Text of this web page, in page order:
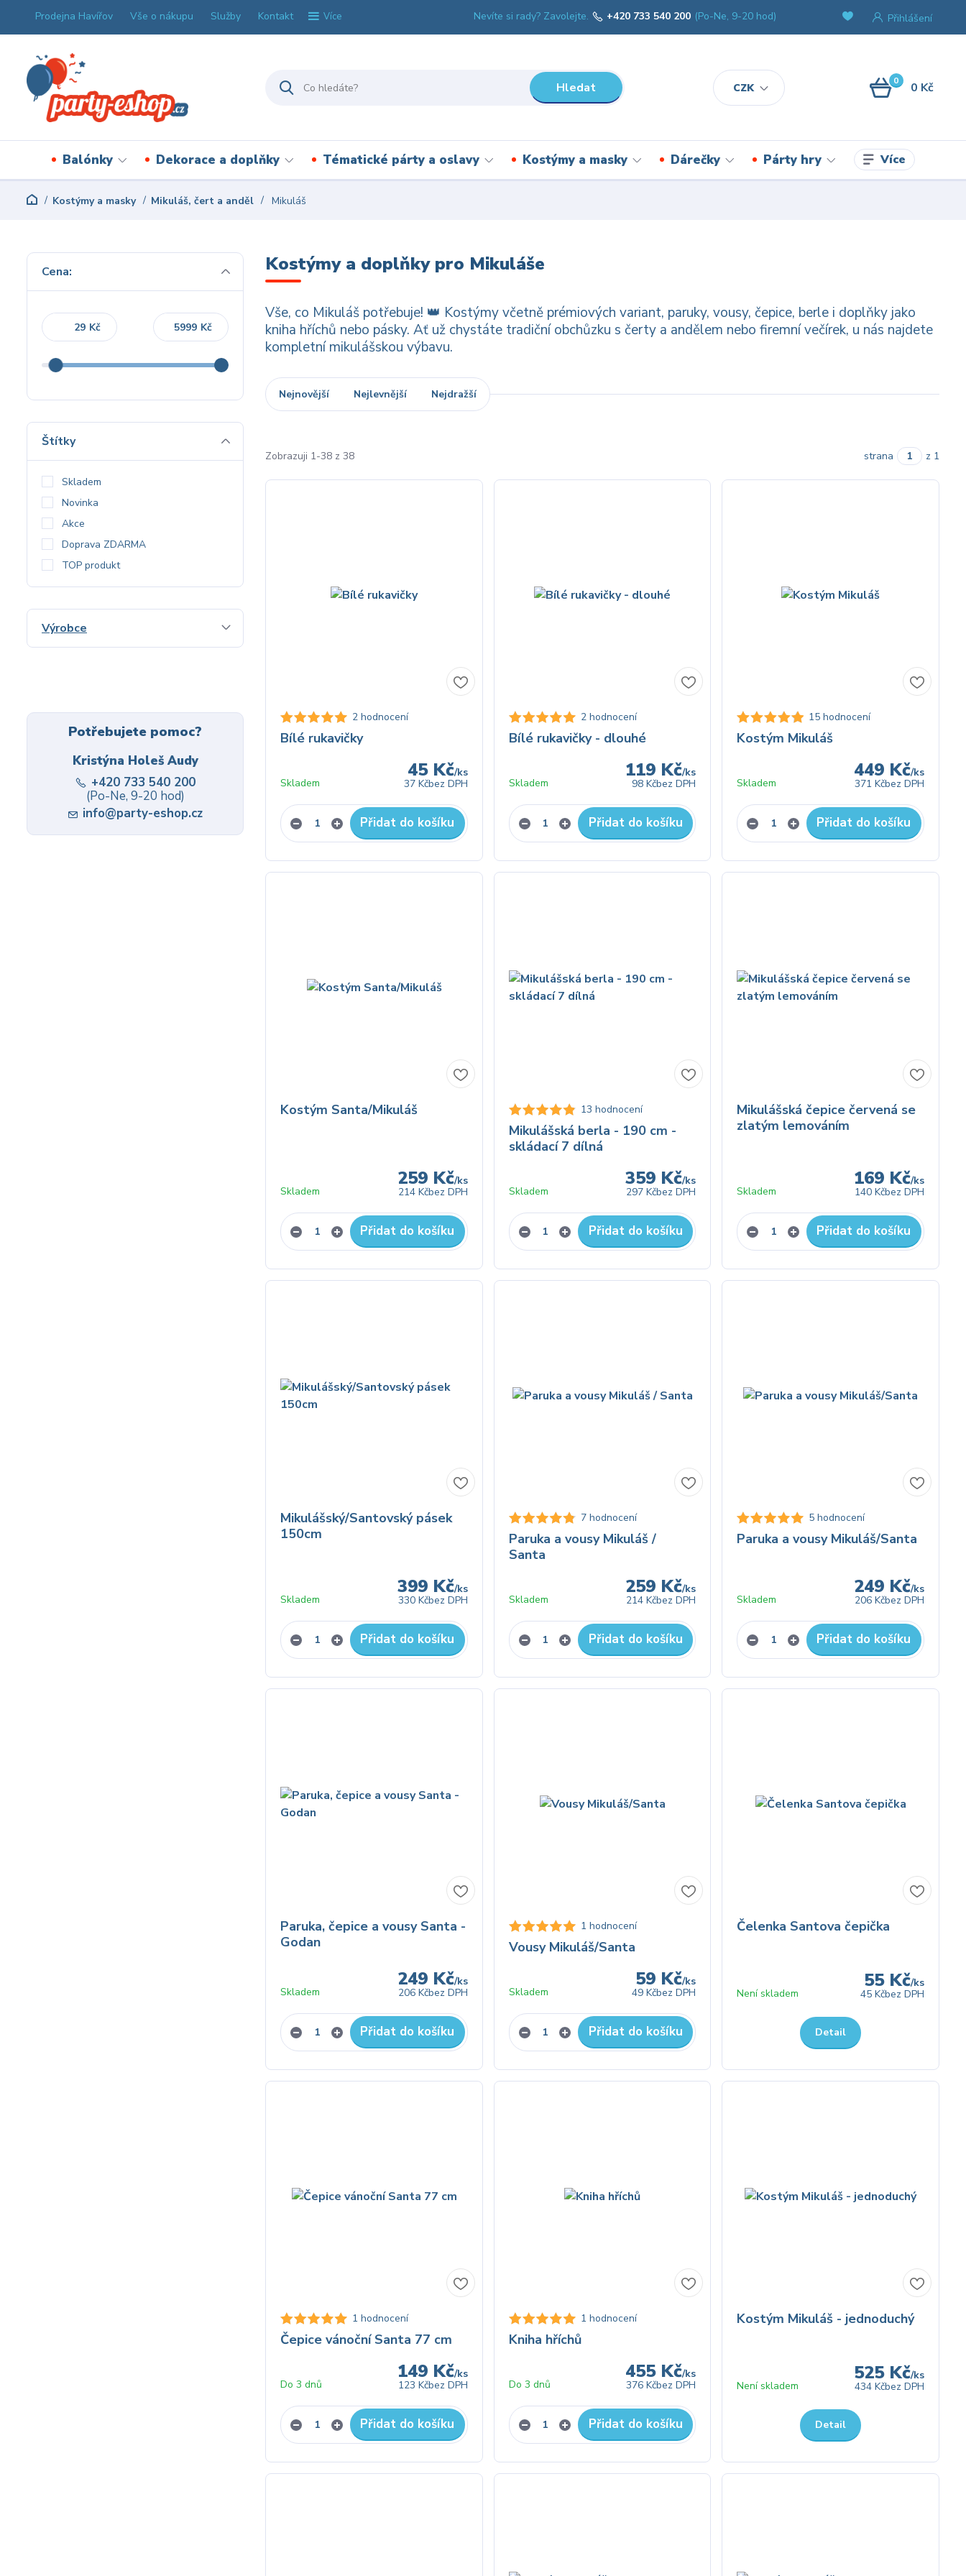
Prodejna Havířov Vše o nákupu Služby Kontakt Více
CZK
Přihlášení
Hledat
Nevíte si rady? Zavolejte. +420 733 540 200 (Po-Ne, 9-20 hod)
0 0 Kč
Balónky Dekorace a doplňky Tématické párty a oslavy Kostýmy a masky Dárečky Párty hry Více
Kostýmy a masky Mikuláš, čert a anděl Mikuláš
Kostýmy a doplňky pro Mikuláše
Vše, co Mikuláš potřebuje! 👑 Kostýmy včetně prémiových variant, paruky, vousy, čepice, berle i doplňky jako
kniha hříchů nebo pásky. Ať už chystáte tradiční obchůzku s čerty a andělem nebo firemní večírek, u nás najdete
kompletní mikulášskou výbavu.
Nejnovější Nejlevnější Nejdražší
Zobrazuji 1-38 z 38 strana z 1
2 hodnocení
Bílé rukavičky
45 Kč/ks
37 Kčbez DPH
Skladem
Přidat do košíku
2 hodnocení
Bílé rukavičky - dlouhé
119 Kč/ks
98 Kčbez DPH
Skladem
Přidat do košíku
15 hodnocení
Kostým Mikuláš
449 Kč/ks
371 Kčbez DPH
Skladem
Přidat do košíku
Kostým Santa/Mikuláš
259 Kč/ks
214 Kčbez DPH
Skladem
Přidat do košíku
13 hodnocení
Mikulášská berla - 190 cm -
skládací 7 dílná
359 Kč/ks
297 Kčbez DPH
Skladem
Přidat do košíku
Mikulášská čepice červená se
zlatým lemováním
169 Kč/ks
140 Kčbez DPH
Skladem
Přidat do košíku
Mikulášský/Santovský pásek
150cm
399 Kč/ks
330 Kčbez DPH
Skladem
Přidat do košíku
7 hodnocení
Paruka a vousy Mikuláš /
Santa
259 Kč/ks
214 Kčbez DPH
Skladem
Přidat do košíku
5 hodnocení
Paruka a vousy Mikuláš/Santa
249 Kč/ks
206 Kčbez DPH
Skladem
Přidat do košíku
Paruka, čepice a vousy Santa -
Godan
249 Kč/ks
206 Kčbez DPH
Skladem
Přidat do košíku
1 hodnocení
Vousy Mikuláš/Santa
59 Kč/ks
49 Kčbez DPH
Skladem
Přidat do košíku
Čelenka Santova čepička
55 Kč/ks
45 Kčbez DPH
Není skladem
Detail
1 hodnocení
Čepice vánoční Santa 77 cm
149 Kč/ks
123 Kčbez DPH
Do 3 dnů
Přidat do košíku
1 hodnocení
Kniha hříchů
455 Kč/ks
376 Kčbez DPH
Do 3 dnů
Přidat do košíku
Kostým Mikuláš - jednoduchý
525 Kč/ks
434 Kčbez DPH
Není skladem
Detail
Cena:
Kč Kč
Štítky
Skladem
Novinka
Akce
Doprava ZDARMA
TOP produkt
Výrobce
Potřebujete pomoc?
Kristýna Holeš Audy
+420 733 540 200
(Po-Ne, 9-20 hod)
info@party-eshop.cz